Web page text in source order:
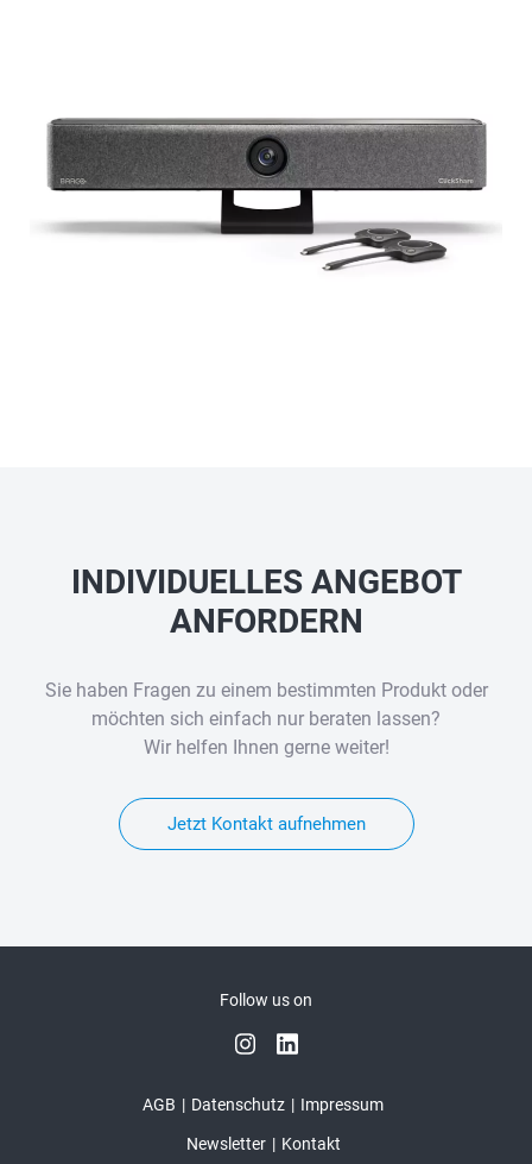
INDIVIDUELLES ANGEBOT
ANFORDERN
Sie haben Fragen zu einem bestimmten Produkt oder
möchten sich einfach nur beraten lassen?
Wir helfen Ihnen gerne weiter!
Jetzt Kontakt aufnehmen
AGB Datenschutz Impressum
Newsletter Kontakt
Follow us on